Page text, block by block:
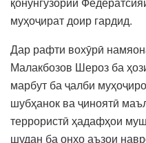
муҳоҷират доир гардид.
Дар рафти вохӯрӣ
Малакбозов Шероз ба
марбут ба ҷалби
шубҳанок ва ҷиноятӣ
террористӣ ҳадафҳои
шудан ба онҳо аъзои